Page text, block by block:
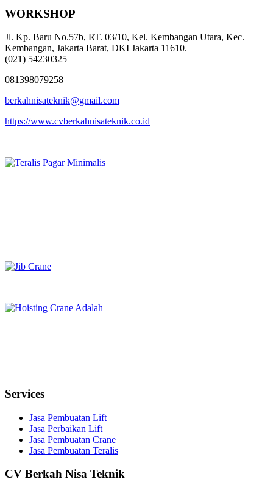
WORKSHOP
Jl. Kp. Baru No.57b, RT. 03/10, Kel. Kembangan Utara, Kec.
Kembangan, Jakarta Barat, DKI Jakarta 11610.
(021) 54230325
081398079258
berkahnisateknik@gmail.com
https://www.cvberkahnisateknik.co.id
Services
Jasa Pembuatan Lift
Jasa Perbaikan Lift
Jasa Pembuatan Crane
Jasa Pembuatan Teralis
CV Berkah Nisa Teknik